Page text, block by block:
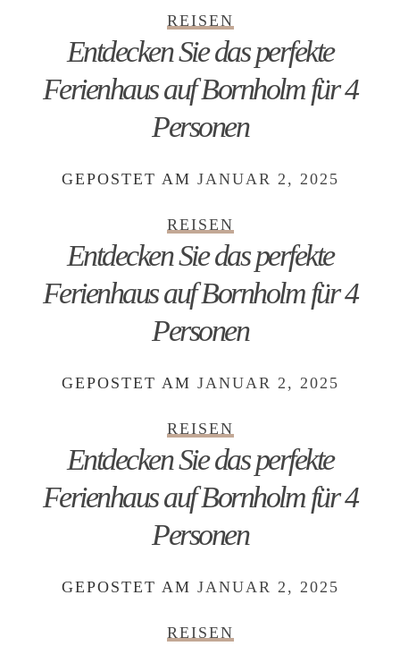
REISEN
Entdecken Sie das perfekte
Ferienhaus auf Bornholm für 4
Personen
GEPOSTET AM JANUAR 2, 2025
REISEN
Entdecken Sie das perfekte
Ferienhaus auf Bornholm für 4
Personen
GEPOSTET AM JANUAR 2, 2025
REISEN
Entdecken Sie das perfekte
Ferienhaus auf Bornholm für 4
Personen
GEPOSTET AM JANUAR 2, 2025
REISEN